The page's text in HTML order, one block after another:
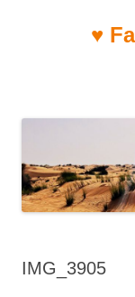
♥
IMG_3905